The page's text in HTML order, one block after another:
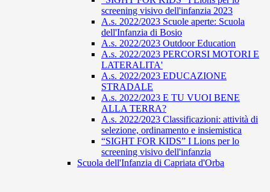
screening visivo dell'infanzia 2023
A.s. 2022/2023 Scuole aperte: Scuola
dell'Infanzia di Bosio
A.s. 2022/2023 Outdoor Education
A.s. 2022/2023 PERCORSI MOTORI E
LATERALITA'
A.s. 2022/2023 EDUCAZIONE
STRADALE
A.s. 2022/2023 E TU VUOI BENE
ALLA TERRA?
A.s. 2022/2023 Classificazioni: attività di
selezione, ordinamento e insiemistica
“SIGHT FOR KIDS” I Lions per lo
screening visivo dell'infanzia
Scuola dell'Infanzia di Capriata d'Orba